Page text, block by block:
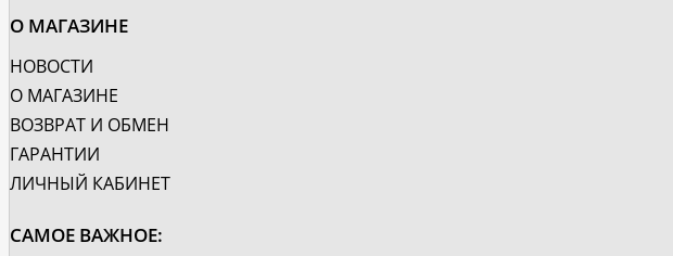
О МАГАЗИНЕ
НОВОСТИ
О МАГАЗИНЕ
ВОЗВРАТ И ОБМЕН
ГАРАНТИИ
ЛИЧНЫЙ КАБИНЕТ
САМОЕ ВАЖНОЕ: